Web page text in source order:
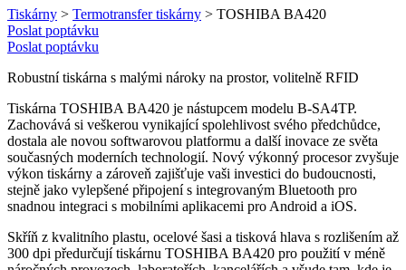
Tiskárny > Termotransfer tiskárny > TOSHIBA BA420
Poslat poptávku
Poslat poptávku
Robustní tiskárna s malými nároky na prostor, volitelně RFID
Tiskárna TOSHIBA BA420 je nástupcem modelu B-SA4TP.
Zachovává si veškerou vynikající spolehlivost svého předchůdce,
dostala ale novou softwarovou platformu a další inovace ze světa
současných moderních technologií. Nový výkonný procesor zvyšuje
výkon tiskárny a zároveň zajišťuje vaši investici do budoucnosti,
stejně jako vylepšené připojení s integrovaným Bluetooth pro
snadnou integraci s mobilními aplikacemi pro Android a iOS.
Skříň z kvalitního plastu, ocelové šasi a tisková hlava s rozlišením až
300 dpi předurčují tiskárnu TOSHIBA BA420 pro použití v méně